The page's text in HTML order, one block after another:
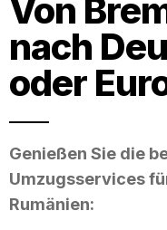
Von
nach
oder
Genießen Sie die
Umzugsservices
Rumänien: